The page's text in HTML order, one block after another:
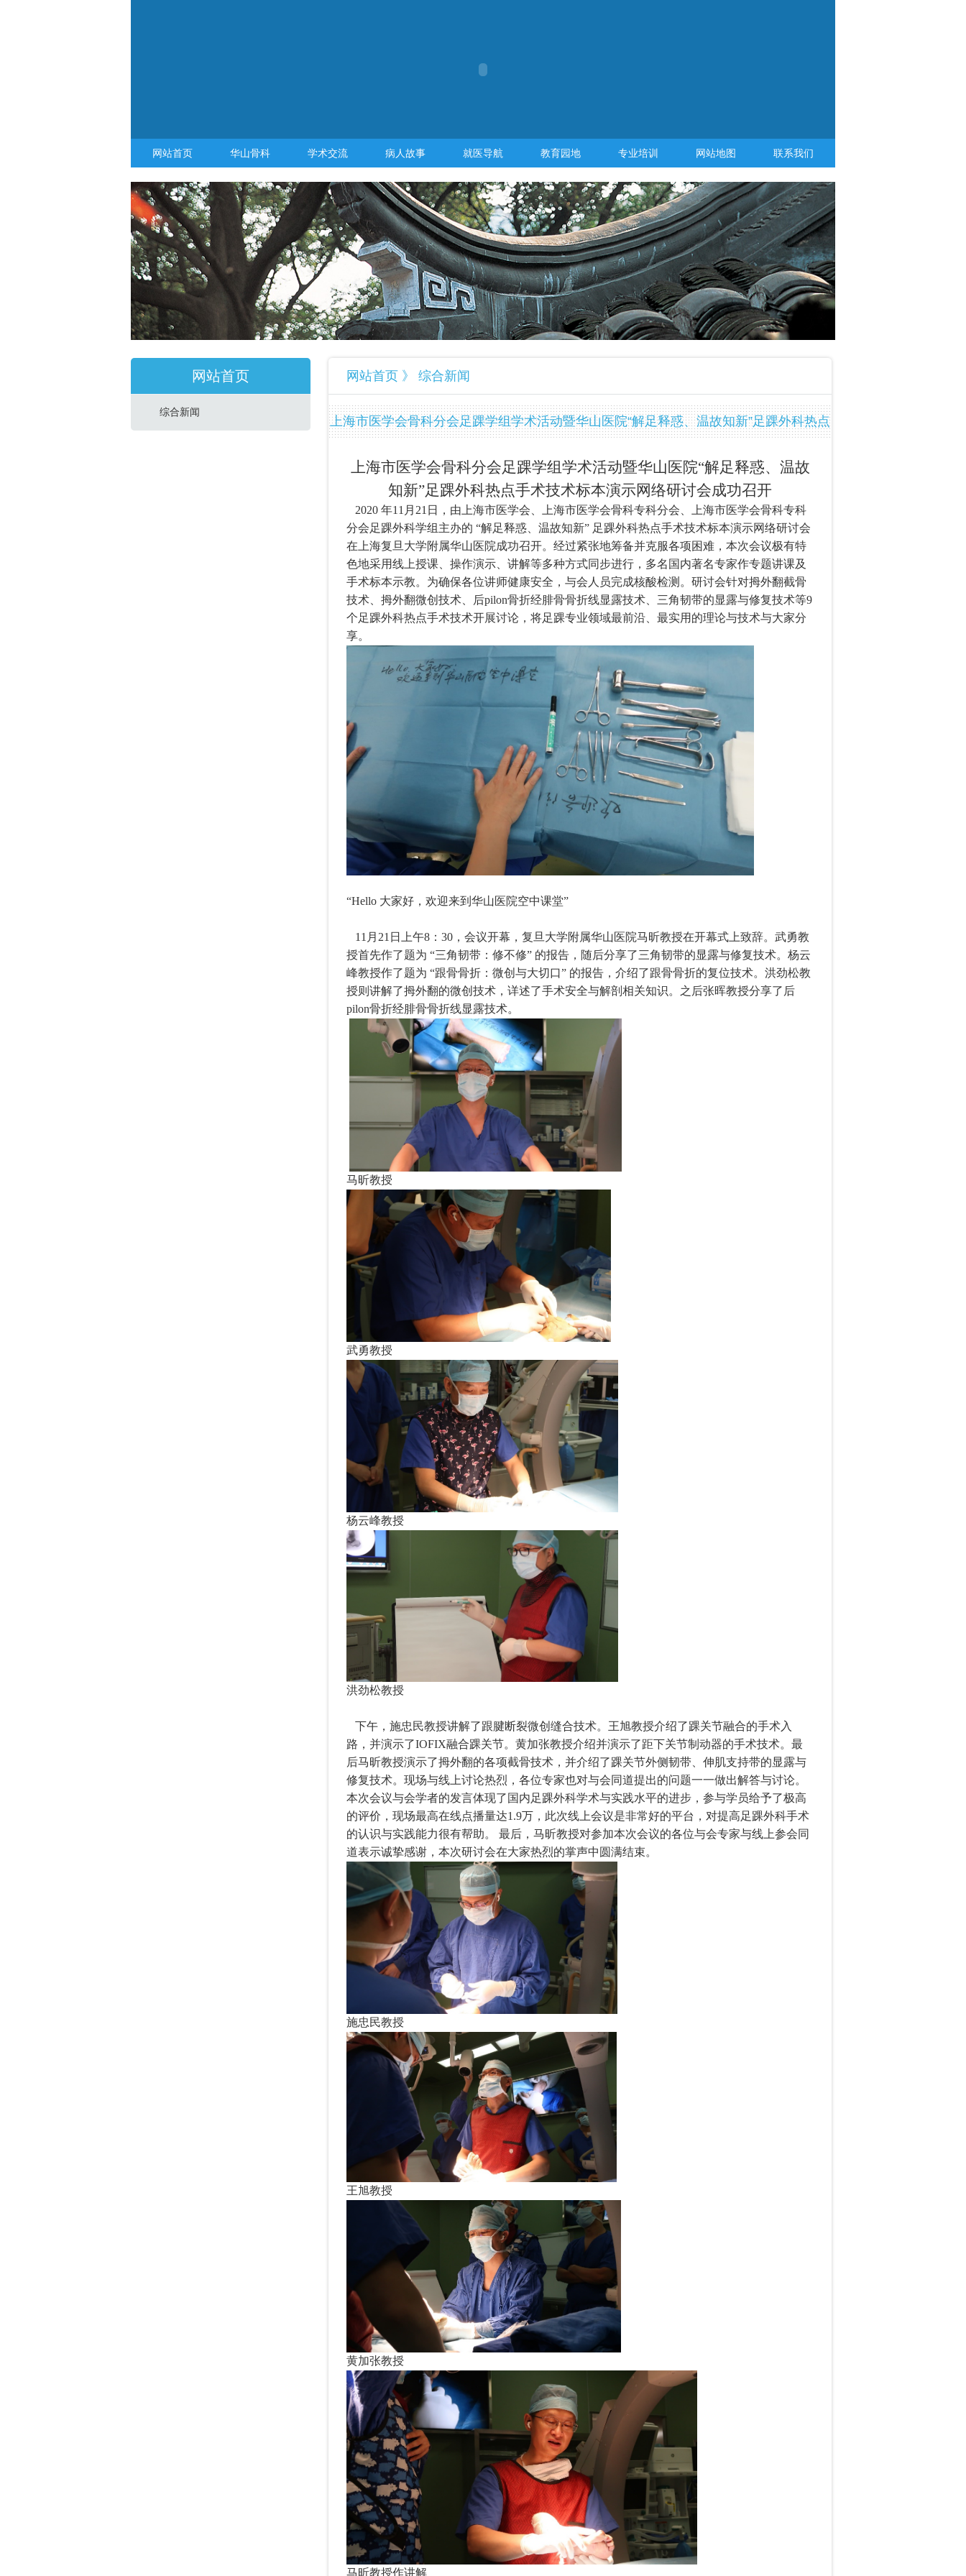
网站首页 华山骨科 学术交流 病人故事 就医导航 教育园地 专业培训 网站地图 联系我们
网站首页
综合新闻
网站首页 》 综合新闻
上海市医学会骨科分会足踝学组学术活动暨华山医院“解足释惑、温故知新”足踝外科热点
上海市医学会骨科分会足踝学组学术活动暨华山医院“解足释惑、温故
知新”足踝外科热点手术技术标本演示网络研讨会成功召开
2020 年11 月 21 日，由上海市医学会、上海市医学会骨科专科分会、上海市医学会骨科专科
分会足踝外科学组主办的 “解足释惑、温故知新” 足踝外科热点手术技术标本演示网络研讨会
在上海复旦大学附属华山医院成功召开。经过紧张地筹备并克服各项困难，本次会议极有特
色地采用线上授课、操作演示、讲解等多种方式同步进行，多名国内著名专家作专题讲课及
手术标本示教。为确保各位讲师健康安全，与会人员完成核酸检测。研讨会针对拇外翻截骨
技术、拇外翻微创技术、后pilon骨折经腓骨骨折线显露技术、三角韧带的显露与修复技术等9
个足踝外科热点手术技术开展讨论，将足踝专业领域最前沿、最实用的理论与技术与大家分
享。
“Hello 大家好，欢迎来到华山医院空中课堂”
11 月 21 日上午8 ： 30 ，会议开幕， 复旦大学附属华山医院马昕教授在开幕式上致辞。武勇教
授首先作了题为 “三角韧带：修不修” 的报告，随后分享了三角韧带的显露与修复技术。杨云
峰教授作了题为 “跟骨骨折：微创与大切口” 的报告，介绍了跟骨骨折的复位技术。洪劲松教
授则讲解了拇外翻的微创技术，详述了手术安全与解剖相关知识。之后张晖教授分享了后
pilon骨折经腓骨骨折线显露技术。
马昕教授
武勇教授
杨云峰教授
洪劲松教授
下午，施忠民教授讲解了跟腱断裂微创缝合技术。王旭教授介绍了踝关节融合的手术入
路，并演示了IOFIX融合踝关节。黄加张教授介绍并演示了距下关节制动器的手术技术。最
后马昕教授演示了拇外翻的各项截骨技术，并介绍了踝关节外侧韧带、伸肌支持带的显露与
修复技术。现场与线上讨论热烈，各位专家也对与会同道提出的问题一一做出解答与讨论。
本次会议与会学者的发言体现了国内足踝外科学术与实践水平的进步，参与学员给予了极高
的评价，现场最高在线点播量达1.9万，此次线上会议是非常好的平台，对提高足踝外科手术
的认识与实践能力很有帮助。 最后，马昕教授对参加本次会议的各位与会专家与线上参会同
道表示诚挚感谢，本次研讨会在大家热烈的掌声中圆满结束。
施忠民教授
王旭教授
黄加张教授
马昕教授作讲解